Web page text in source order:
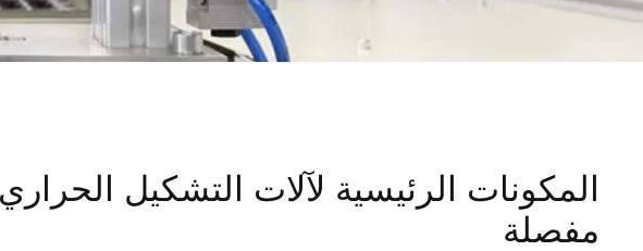
المكونات الرئيسية لآلات التشكيل
مفصلة